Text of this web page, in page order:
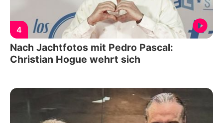
4
Nach Jachtfotos mit Pedro Pascal:
Christian Hogue wehrt sich